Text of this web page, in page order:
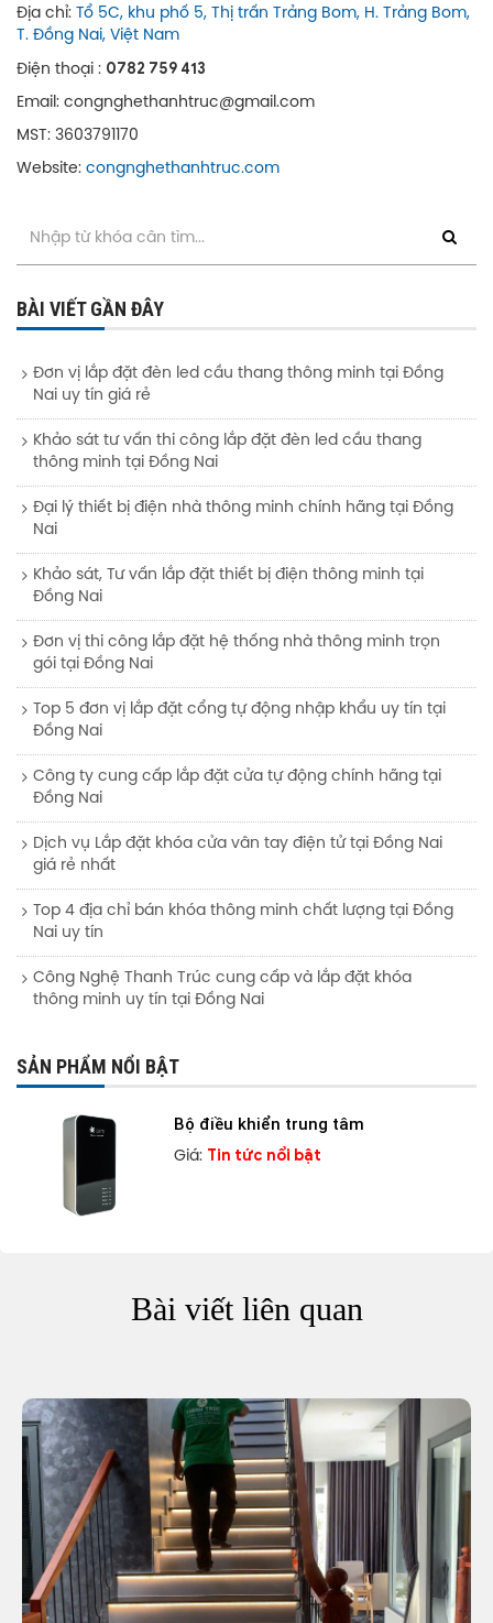
Địa chỉ: Tổ 5C, khu phố 5, Thị trấn Trảng Bom, H. Trảng Bom,
T. Đồng Nai, Việt Nam
Điện thoại : 0782 759 413
Email: congnghethanhtruc@gmail.com
MST: 3603791170
Website: congnghethanhtruc.com
BÀI VIẾT GẦN ĐÂY
Đơn vị lắp đặt đèn led cầu thang thông minh tại Đồng
Nai uy tín giá rẻ
Khảo sát tư vấn thi công lắp đặt đèn led cầu thang
thông minh tại Đồng Nai
Đại lý thiết bị điện nhà thông minh chính hãng tại Đồng
Nai
Khảo sát, Tư vấn lắp đặt thiết bị điện thông minh tại
Đồng Nai
Đơn vị thi công lắp đặt hệ thống nhà thông minh trọn
gói tại Đồng Nai
Top 5 đơn vị lắp đặt cổng tự động nhập khẩu uy tín tại
Đồng Nai
Công ty cung cấp lắp đặt cửa tự động chính hãng tại
Đồng Nai
Dịch vụ Lắp đặt khóa cửa vân tay điện tử tại Đồng Nai
giá rẻ nhất
Top 4 địa chỉ bán khóa thông minh chất lượng tại Đồng
Nai uy tín
Công Nghệ Thanh Trúc cung cấp và lắp đặt khóa
thông minh uy tín tại Đồng Nai
SẢN PHẨM NỔI BẬT
Bộ điều khiển trung tâm
Giá: Tin tức nổi bật
Bài viết liên quan